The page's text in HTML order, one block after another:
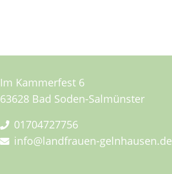
Im Kammerfest 6
63628 Bad Soden-Salmünster
01704727756
info@landfrauen-gelnhausen.de